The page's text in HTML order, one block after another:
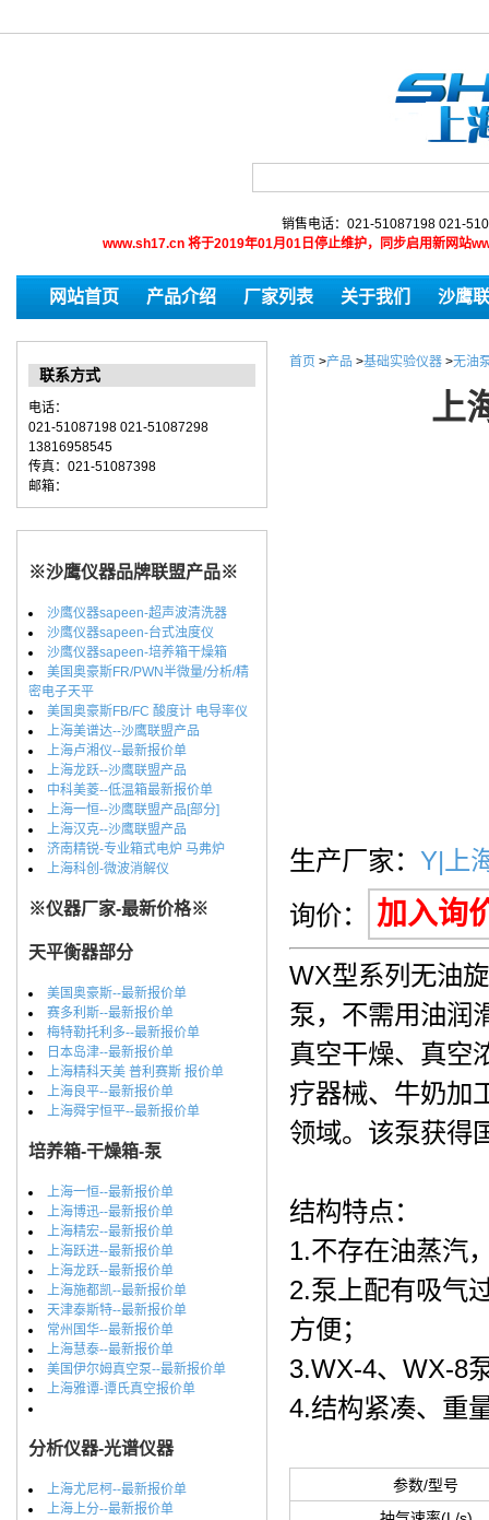
销售电话：021-51087198 021-
www.sh17.cn 将于2019年01月01日停止维护，同步启用新网站
网站首页 产品介绍 厂家列表 关于我们 沙鹰
联系方式
电话：
021-51087198 021-51087298
13816958545
传真：021-51087398
邮箱：
※沙鹰仪器品牌联盟产品※
沙鹰仪器sapeen-超声波清洗器
沙鹰仪器sapeen-台式浊度仪
沙鹰仪器sapeen-培养箱干燥箱
美国奥豪斯FR/PWN半微量/分析/精
密电子天平
美国奥豪斯FB/FC 酸度计 电导率仪
上海美谱达--沙鹰联盟产品
上海卢湘仪--最新报价单
上海龙跃--沙鹰联盟产品
中科美菱--低温箱最新报价单
上海一恒--沙鹰联盟产品[部分]
上海汉克--沙鹰联盟产品
济南精锐-专业箱式电炉 马弗炉
上海科创-微波消解仪
※仪器厂家-最新价格※
天平衡器部分
美国奥豪斯--最新报价单
赛多利斯--最新报价单
梅特勒托利多--最新报价单
日本岛津--最新报价单
上海精科天美 普利赛斯 报价单
上海良平--最新报价单
上海舜宇恒平--最新报价单
培养箱-干燥箱-泵
上海一恒--最新报价单
上海博迅--最新报价单
上海精宏--最新报价单
上海跃进--最新报价单
上海龙跃--最新报价单
上海施都凯--最新报价单
天津泰斯特--最新报价单
常州国华--最新报价单
上海慧泰--最新报价单
美国伊尔姆真空泵--最新报价单
上海雅谭-谭氏真空报价单
分析仪器-光谱仪器
上海尤尼柯--最新报价单
上海上分--最新报价单
首页 >产品 >基础实验仪器 >无油
上
生产厂家： Y|上
询价：
加入询
WX型系列无油
泵，不需用油润
真空干燥、真空
疗器械、牛奶加
领域。该泵获得
结构特点：
1.不存在油蒸汽
2.泵上配有吸气
方便；
3.WX-4、WX-8
4.结构紧凑、重
参数/型号